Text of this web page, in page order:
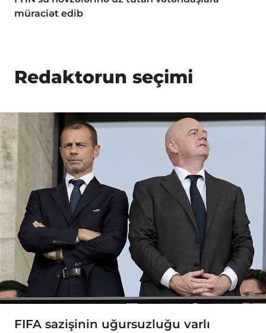
müraciət edib
Redaktorun seçimi
FIFA sazişinin uğursuzluğu varlı